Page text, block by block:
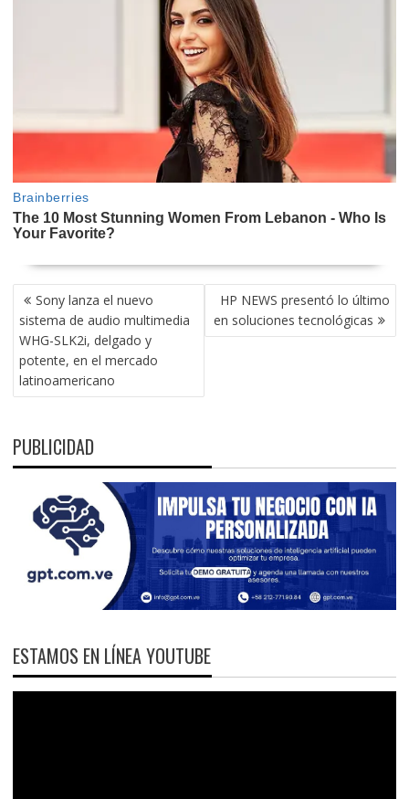
NAVEGACIÓN
DE
ENTRADAS
Sony lanza el nuevo
sistema de audio multimedia
WHG-SLK2i, delgado y
potente, en el mercado
latinoamericano
HP NEWS presentó lo último
en soluciones tecnológicas
PUBLICIDAD
ESTAMOS EN LÍNEA YOUTUBE